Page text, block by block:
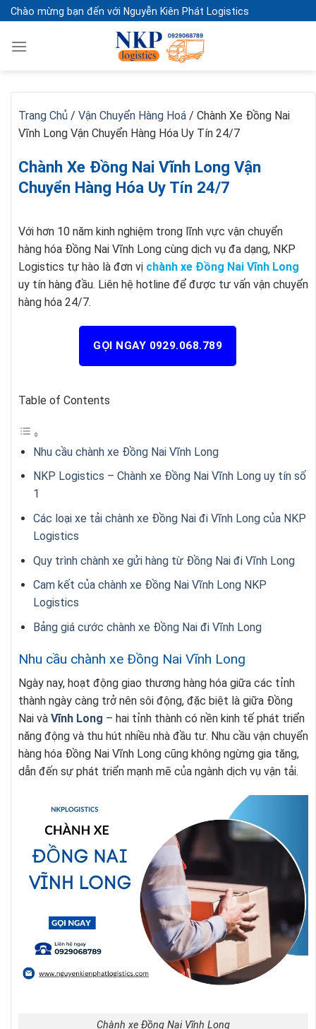
Skip
to
content
Chào mừng bạn đến với Nguyễn Kiên Phát Logistics
Trang Chủ / Vận Chuyển Hàng Hoá / Chành Xe Đồng Nai
Vĩnh Long Vận Chuyển Hàng Hóa Uy Tín 24/7
Chành Xe Đồng Nai Vĩnh Long Vận
Chuyển Hàng Hóa Uy Tín 24/7
Với hơn 10 năm kinh nghiệm trong lĩnh vực vận chuyển
hàng hóa Đồng Nai Vĩnh Long cùng dịch vụ đa dạng, NKP
Logistics tự hào là đơn vị chành xe Đồng Nai Vĩnh Long
uy tín hàng đầu. Liên hệ hotline để được tư vấn vận chuyển
hàng hóa 24/7.
GỌI NGAY 0929.068.789
Table of Contents
Nhu cầu chành xe Đồng Nai Vĩnh Long
NKP Logistics – Chành xe Đồng Nai Vĩnh Long uy tín số
1
Các loại xe tải chành xe Đồng Nai đi Vĩnh Long của NKP
Logistics
Quy trình chành xe gửi hàng từ Đồng Nai đi Vĩnh Long
Cam kết của chành xe Đồng Nai Vĩnh Long NKP
Logistics
Bảng giá cước chành xe Đồng Nai đi Vĩnh Long
Nhu cầu chành xe Đồng Nai Vĩnh Long
Ngày nay, hoạt động giao thương hàng hóa giữa các tỉnh
thành ngày càng trở nên sôi động, đặc biệt là giữa Đồng
Nai và Vĩnh Long – hai tỉnh thành có nền kinh tế phát triển
năng động và thu hút nhiều nhà đầu tư. Nhu cầu vận chuyển
hàng hóa Đồng Nai Vĩnh Long cũng không ngừng gia tăng,
dẫn đến sự phát triển mạnh mẽ của ngành dịch vụ vận tải.
Chành xe Đồng Nai Vĩnh Long